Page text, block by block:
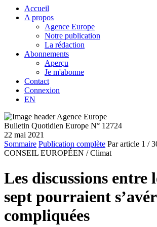
Accueil
A propos
Agence Europe
Notre publication
La rédaction
Abonnements
Aperçu
Je m'abonne
Contact
Connexion
EN
Bulletin Quotidien Europe N° 12724
22 mai 2021
Sommaire Publication complète Par article 1 /
CONSEIL EUROPÉEN / Climat
Les discussions entre
sept pourraient
compliquées